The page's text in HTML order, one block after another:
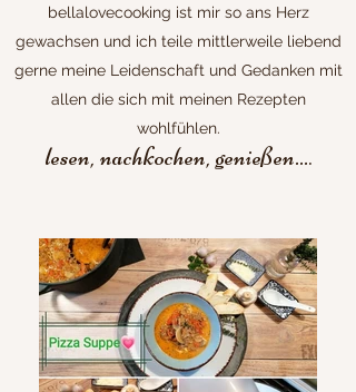
bellalovecooking ist mir so ans Herz
gewachsen und ich teile mittlerweile liebend
gerne meine Leidenschaft und Gedanken mit
allen die sich mit meinen Rezepten
wohlfühlen.
lesen, nachkochen, genießen....